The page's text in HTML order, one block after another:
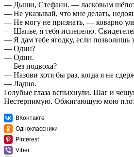
— Дыши, Стефани. — ласковым
— Не указывай, что мне делать,
— Не могу не признать, — коварно
— Шапье, я тебя испепелю.
— Я дам тебе ягодку, если позволишь
— Один?
— Один.
— Без подвоха?
— Назови хотя бы раз, когда я не
— Ладно.
Голубые глаза вспыхнули. Шаг и
Нестерпимую. Обжигающую мою
ВКонтакте
Одноклассники
Pinterest
Viber